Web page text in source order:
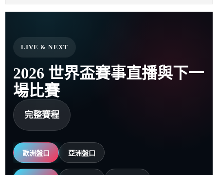
LIVE & NEXT
2026 世界盃賽事直播與下一
場比賽
完整賽程
歐洲盤口 亞洲盤口